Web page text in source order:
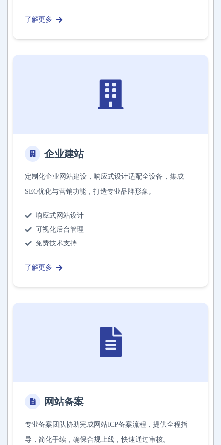
了解更多
企业建站
定制化企业网站建设，响应式设计适配全设备，集成
SEO优化与营销功能，打造专业品牌形象。
响应式网站设计
可视化后台管理
免费技术支持
了解更多
网站备案
专业备案团队协助完成网站ICP备案流程，提供全程指
导，简化手续，确保合规上线，快速通过审核。